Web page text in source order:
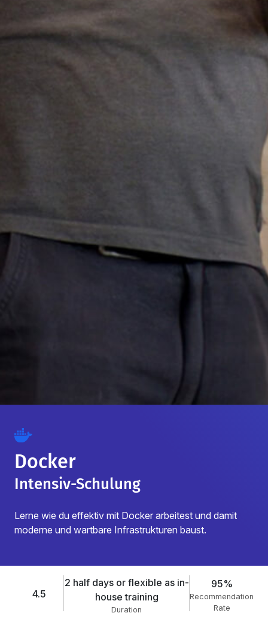
Docker
Intensiv-Schulung
Lerne wie du effektiv mit Docker arbeitest und damit
moderne und wartbare Infrastrukturen baust.
4.5
2 half days or flexible as in-
house training
Duration
95%
Recommendation
Rate